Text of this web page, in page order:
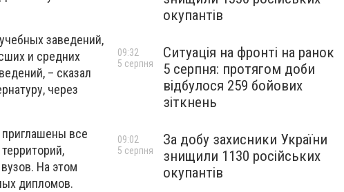
заведений,
и средних
– сказал
через
все
На этом
дипломов.
окупантів
Ситуація на фронті на ранок
5 серпня: протягом доби
відбулося 259 бойових
зіткнень
09:32
5 серпня
За добу захисники України
знищили 1130 російських
окупантів
09:02
5 серпня